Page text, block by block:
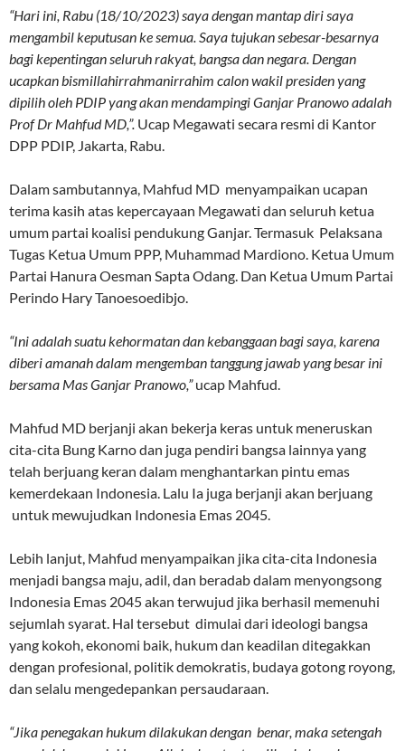
“Hari ini, Rabu (18/10/2023) saya dengan mantap diri saya
mengambil keputusan ke semua. Saya tujukan sebesar-besarnya
bagi kepentingan seluruh rakyat, bangsa dan negara. Dengan
ucapkan bismillahirrahmanirrahim calon wakil presiden yang
dipilih oleh PDIP yang akan mendampingi Ganjar Pranowo adalah
Prof Dr Mahfud MD,”. Ucap Megawati secara resmi di Kantor
DPP PDIP, Jakarta, Rabu.
Dalam sambutannya, Mahfud MD menyampaikan ucapan
terima kasih atas kepercayaan Megawati dan seluruh ketua
umum partai koalisi pendukung Ganjar. Termasuk Pelaksana
Tugas Ketua Umum PPP, Muhammad Mardiono. Ketua Umum
Partai Hanura Oesman Sapta Odang. Dan Ketua Umum Partai
Perindo Hary Tanoesoedibjo.
“Ini adalah suatu kehormatan dan kebanggaan bagi saya, karena
diberi amanah dalam mengemban tanggung jawab yang besar ini
bersama Mas Ganjar Pranowo,”ucap Mahfud.
Mahfud MD berjanji akan bekerja keras untuk meneruskan
cita-cita Bung Karno dan juga pendiri bangsa lainnya yang
telah berjuang keran dalam menghantarkan pintu emas
kemerdekaan Indonesia. Lalu Ia juga berjanji akan berjuang
untuk mewujudkan Indonesia Emas 2045.
Lebih lanjut, Mahfud menyampaikan jika cita-cita Indonesia
menjadi bangsa maju, adil, dan beradab dalam menyongsong
Indonesia Emas 2045 akan terwujud jika berhasil memenuhi
sejumlah syarat. Hal tersebut dimulai dari ideologi bangsa
yang kokoh, ekonomi baik, hukum dan keadilan ditegakkan
dengan profesional, politik demokratis, budaya gotong royong,
dan selalu mengedepankan persaudaraan.
“Jika penegakan hukum dilakukan dengan benar, maka setengah